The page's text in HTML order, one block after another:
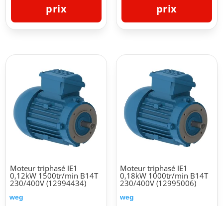
prix
prix
Moteur triphasé IE1
0,12kW 1500tr/min B14T
230/400V (12994434)
weg
Moteur triphasé IE1
0,18kW 1000tr/min B14T
230/400V (12995006)
weg